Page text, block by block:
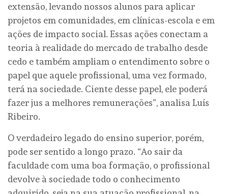
extensão, levando nossos alunos para aplicar
projetos em comunidades, em clínicas-escola e em
ações de impacto social. Essas ações conectam a
teoria à realidade do mercado de trabalho desde
cedo e também ampliam o entendimento sobre o
papel que aquele profissional, uma vez formado,
terá na sociedade. Ciente desse papel, ele poderá
fazer jus a melhores remunerações”, analisa Luís
Ribeiro.
O verdadeiro legado do ensino superior, porém,
pode ser sentido a longo prazo. “Ao sair da
faculdade com uma boa formação, o profissional
devolve à sociedade todo o conhecimento